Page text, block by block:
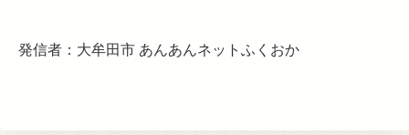
発信者：大牟田市 あんあんネットふくおか